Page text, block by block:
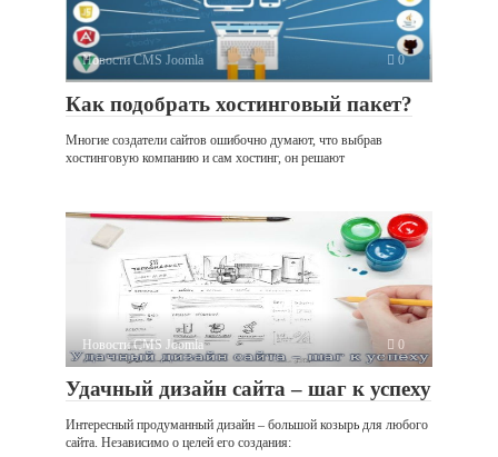
Новости CMS Joomla 0
Как подобрать хостинговый пакет?
Многие создатели сайтов ошибочно думают, что выбрав
хостинговую компанию и сам хостинг, он решают
Новости CMS Joomla 0
Удачный дизайн сайта – шаг к успеху
Интересный продуманный дизайн – большой козырь для любого
сайта. Независимо о целей его создания: